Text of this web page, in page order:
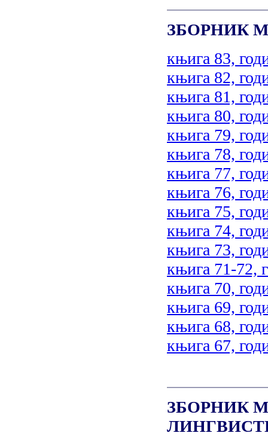
ЗБОРНИК
књига 83,
књига 82,
књига 81,
књига 80,
књига 79,
књига 78,
књига 77,
књига 76,
књига 75,
књига 74,
књига 73,
књига 71-72,
књига 70,
књига 69,
књига 68,
књига 67,
ЗБОРНИК